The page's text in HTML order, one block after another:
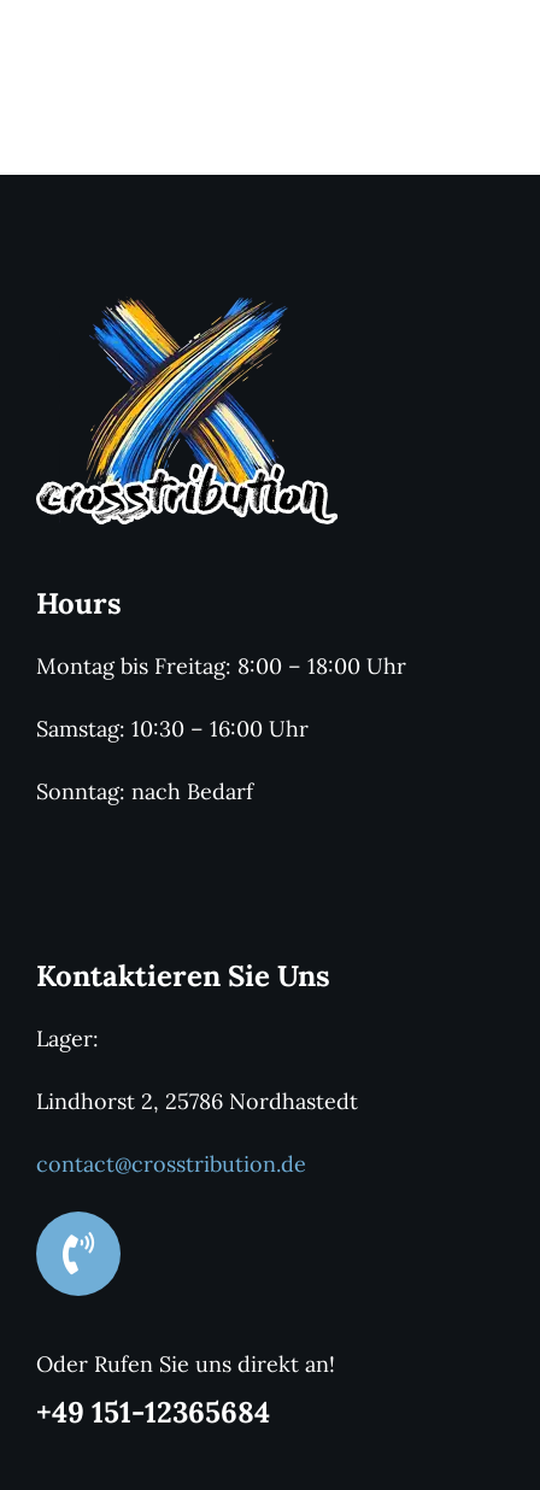
Hours
Montag bis Freitag: 8:00 – 18:00 Uhr
Samstag: 10:30 – 16:00 Uhr
Sonntag: nach Bedarf
Kontaktieren Sie Uns
Lager:
Lindhorst 2, 25786 Nordhastedt
contact@crosstribution.de
Oder Rufen Sie uns direkt an!
+49 151-12365684